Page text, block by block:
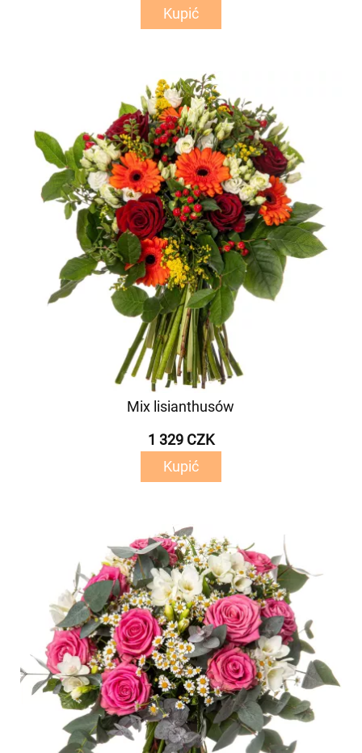
Kupić
Mix lisianthusów
1 329 CZK
Kupić